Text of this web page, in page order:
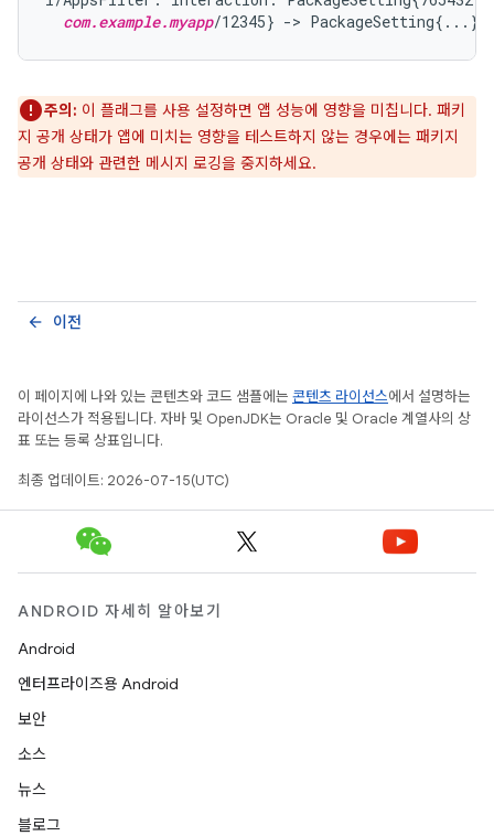
com.example.myapp
주의: 이 플래그를 사용 설정하면 앱 성능에 영향을 미칩니다. 패키
지 공개 상태가 앱에 미치는 영향을 테스트하지 않는 경우에는 패키지
공개 상태와 관련한 메시지 로깅을 중지하세요.
이전
arrow_back
이 페이지에 나와 있는 콘텐츠와 코드 샘플에는 콘텐츠 라이선스에서 설명하는
라이선스가 적용됩니다. 자바 및 OpenJDK는 Oracle 및 Oracle 계열사의 상
표 또는 등록 상표입니다.
최종 업데이트: 2026-07-15(UTC)
ANDROID 자세히 알아보기
Android
엔터프라이즈용 Android
보안
소스
뉴스
블로그